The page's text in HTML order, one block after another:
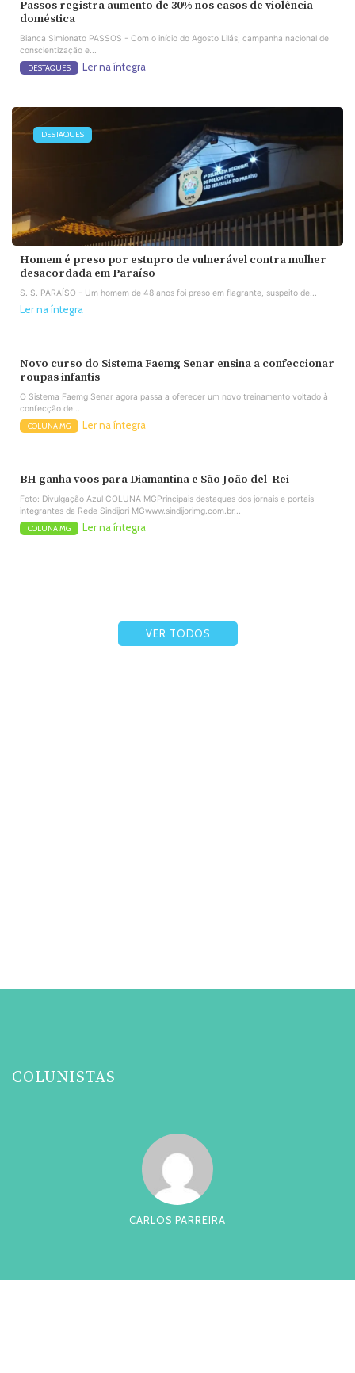
Passos registra aumento de 30% nos casos de violência
doméstica
Bianca Simionato PASSOS - Com o início do Agosto Lilás, campanha nacional de
conscientização e...
DESTAQUES Ler na íntegra
DESTAQUES
Homem é preso por estupro de vulnerável contra mulher
desacordada em Paraíso
S. S. PARAÍSO - Um homem de 48 anos foi preso em flagrante, suspeito de...
Ler na íntegra
Novo curso do Sistema Faemg Senar ensina a confeccionar
roupas infantis
O Sistema Faemg Senar agora passa a oferecer um novo treinamento voltado à
confecção de...
COLUNA MG Ler na íntegra
BH ganha voos para Diamantina e São João del-Rei
Foto: Divulgação Azul COLUNA MGPrincipais destaques dos jornais e portais
integrantes da Rede Sindijori MGwww.sindijorimg.com.br...
COLUNA MG Ler na íntegra
VER TODOS
COLUNISTAS
CARLOS PARREIRA